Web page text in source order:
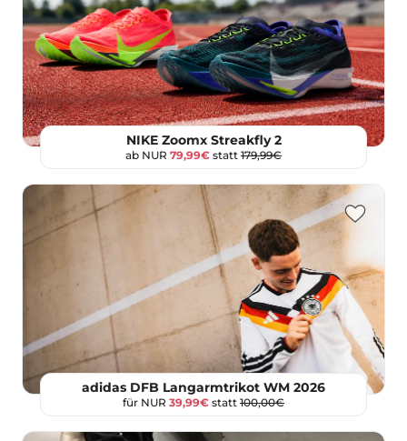
NIKE Zoomx Streakfly 2
ab NUR 79,99€ statt 179,99€
adidas DFB Langarmtrikot WM 2026
für NUR 39,99€ statt 100,00€